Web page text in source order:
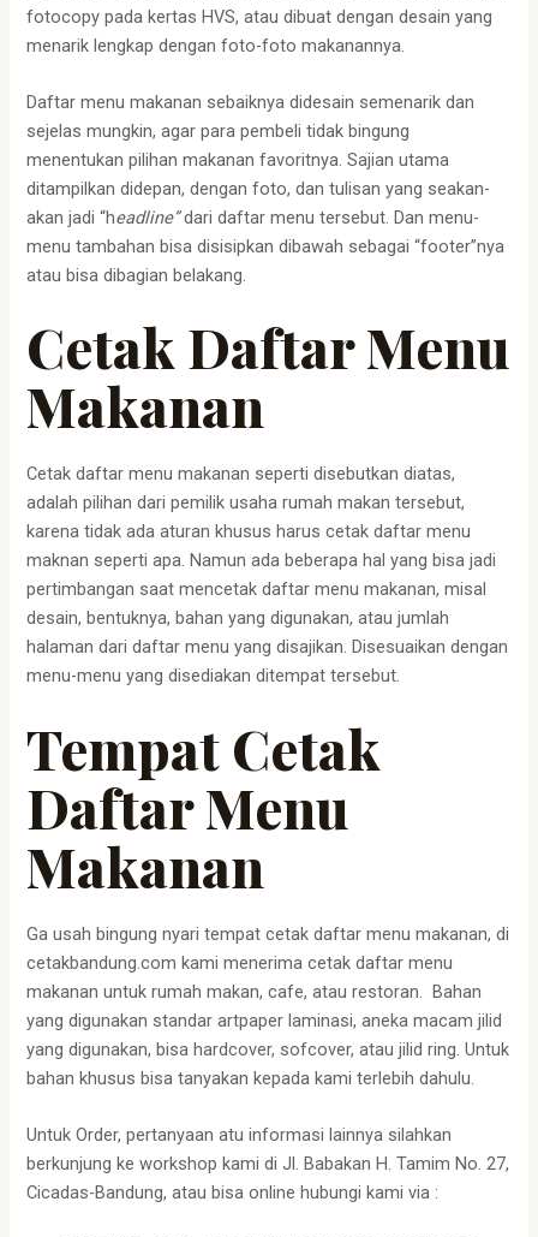
fotocopy pada kertas HVS, atau dibuat dengan desain yang
menarik lengkap dengan foto-foto makanannya.
Daftar menu makanan sebaiknya didesain semenarik dan
sejelas mungkin, agar para pembeli tidak bingung
menentukan pilihan makanan favoritnya. Sajian utama
ditampilkan didepan, dengan foto, dan tulisan yang seakan-
akan jadi “headline”dari daftar menu tersebut. Dan menu-
menu tambahan bisa disisipkan dibawah sebagai “footer”nya
atau bisa dibagian belakang.
Cetak Daftar Menu
Makanan
Cetak daftar menu makanan seperti disebutkan diatas,
adalah pilihan dari pemilik usaha rumah makan tersebut,
karena tidak ada aturan khusus harus cetak daftar menu
maknan seperti apa. Namun ada beberapa hal yang bisa jadi
pertimbangan saat mencetak daftar menu makanan, misal
desain, bentuknya, bahan yang digunakan, atau jumlah
halaman dari daftar menu yang disajikan. Disesuaikan dengan
menu-menu yang disediakan ditempat tersebut.
Tempat Cetak
Daftar Menu
Makanan
Ga usah bingung nyari tempat cetak daftar menu makanan, di
cetakbandung.com kami menerima cetak daftar menu
makanan untuk rumah makan, cafe, atau restoran. Bahan
yang digunakan standar artpaper laminasi, aneka macam jilid
yang digunakan, bisa hardcover, sofcover, atau jilid ring. Untuk
bahan khusus bisa tanyakan kepada kami terlebih dahulu.
Untuk Order, pertanyaan atu informasi lainnya silahkan
berkunjung ke workshop kami di Jl. Babakan H. Tamim No. 27,
Cicadas-Bandung, atau bisa online hubungi kami via :